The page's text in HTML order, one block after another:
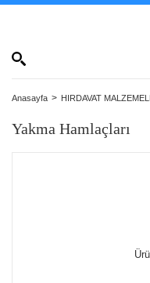
Anasayfa HIRDAVAT
Yakma Hamlaçları